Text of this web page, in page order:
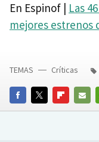
En Espinof | Las
mejores estrenos
FACEBOOKTWITTERFLIPBOARD
E-
TEMAS Críticas